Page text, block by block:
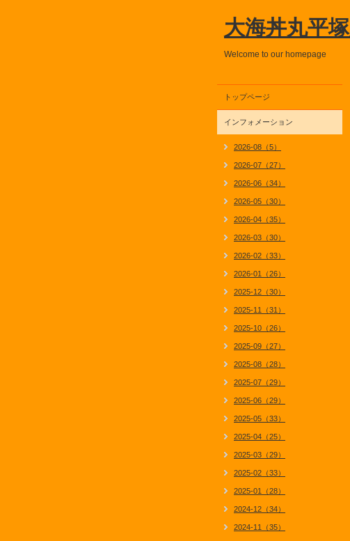
大海丼丸平
Welcome to our homepage
トップページ
インフォメーション
2026-08（5）
2026-07（27）
2026-06（34）
2026-05（30）
2026-04（35）
2026-03（30）
2026-02（33）
2026-01（26）
2025-12（30）
2025-11（31）
2025-10（26）
2025-09（27）
2025-08（28）
2025-07（29）
2025-06（29）
2025-05（33）
2025-04（25）
2025-03（29）
2025-02（33）
2025-01（28）
2024-12（34）
2024-11（35）